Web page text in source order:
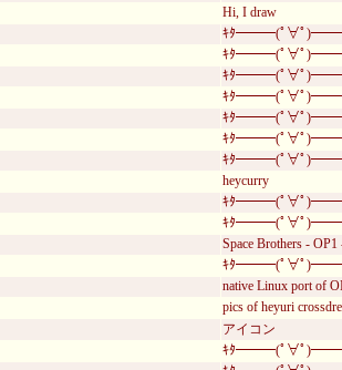
Hi, I draw
ｷﾀ━━━(ﾟ∀ﾟ
ｷﾀ━━━(ﾟ∀ﾟ
ｷﾀ━━━(ﾟ∀ﾟ
ｷﾀ━━━(ﾟ∀ﾟ
ｷﾀ━━━(ﾟ∀ﾟ
ｷﾀ━━━(ﾟ∀ﾟ
ｷﾀ━━━(ﾟ∀ﾟ
heycurry
ｷﾀ━━━(ﾟ∀ﾟ
ｷﾀ━━━(ﾟ∀ﾟ
Space Brothers -
ｷﾀ━━━(ﾟ∀ﾟ
native Linux port of
pics of heyuri
アイコン
ｷﾀ━━━(ﾟ∀ﾟ